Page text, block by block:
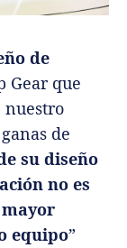
de
Gear que
nuestro
de
su diseño
no es
equipo”